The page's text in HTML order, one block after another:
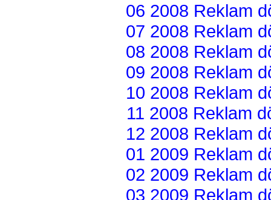
06 2008 Reklam
07 2008 Reklam
08 2008 Reklam
09 2008 Reklam
10 2008 Reklam
11 2008 Reklam
12 2008 Reklam
01 2009 Reklam
02 2009 Reklam
03 2009 Reklam